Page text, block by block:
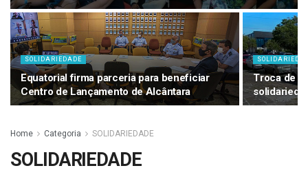
SOLIDARIEDADE
Equatorial firma parceria para beneficiar
Centro de Lançamento de Alcântara
Troca de
Home Categoria SOLIDARIEDADE
SOLIDARIEDADE